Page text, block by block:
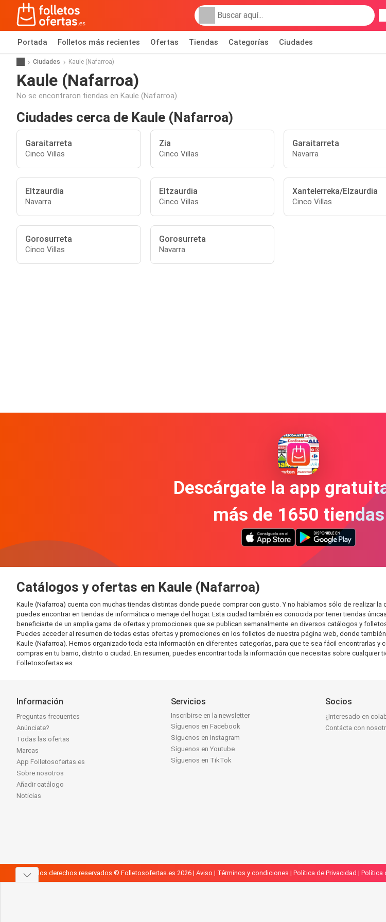
Portada Folletos más recientes Ofertas Tiendas Categorías Ciudades
Ciudades Kaule (Nafarroa)
Kaule (Nafarroa)
No se encontraron tiendas en Kaule (Nafarroa).
Ciudades cerca de Kaule (Nafarroa)
Garaitarreta
Cinco Villas
Zia
Cinco Villas
Garaitarreta
Navarra
Eltzaurdia
Navarra
Eltzaurdia
Cinco Villas
Xantelerreka/Elzaurdia
Cinco Villas
Gorosurreta
Cinco Villas
Gorosurreta
Navarra
Descárgate la app
más de 1650 tiendas
Catálogos y ofertas en Kaule (Nafarroa)
Kaule (Nafarroa) cuenta con muchas tiendas distintas donde puede comprar con gusto. Y no hablamos sólo de realizar
puedes encontrar en tiendas de informática o menaje del hogar. Esta ciudad también es conocida por tener tiendas
beneficiarte de un amplia gama de ofertas y promociones que se publican semanalmente en diversos catálogos y
Puedes acceder al resumen de todas estas ofertas y promociones en los folletos de nuestra página web, donde
Kaule (Nafarroa). Hemos organizado toda esta información en diferentes categorías, para que te sea fácil encontrarlas
compras en tu barrio, distrito o ciudad. En resumen, puedes encontrar toda la información que necesitas sobre
Folletosofertas.es.
Información
Preguntas frecuentes
Anúnciate?
Todas las ofertas
Marcas
App Folletosofertas.es
Sobre nosotros
Añadir catálogo
Noticias
Servicios
Inscribirse en la newsletter
Síguenos en Facebook
Síguenos en Instagram
Síguenos en Youtube
Síguenos en TikTok
Socios
¿Interesado en
Contácta con
Todos los derechos reservados © Folletosofertas.es 2026 | Aviso | Términos y condiciones | Política de Privacidad | Política